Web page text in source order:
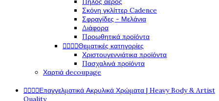
Σκόνη γκλίττερ Cadence
Σφραγίδες - Μελάνια
Διάφορα
Προωθητικά προϊόντα
Θεματικές κατηγορίες
Χριστουγεννιάτικα προϊόντα
Πασχαλινά προϊόντα
Χαρτιά decoupage
Επαγγελματικά Ακρυλικά Χρώματα | Heavy Body & Artist
Quality